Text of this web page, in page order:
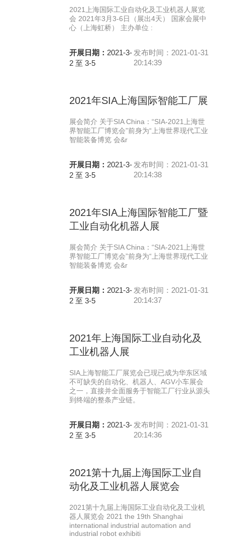
2021上海国际工业自动化及工业机器人展览
会 2021年3月3-6日（展出4天） 国家会展中
心（上海虹桥） 主办单位 :
开展日期： 2021-3-
2 至 3-5
发布时间：2021-01-31
20:14:39
2021年SIA上海国际智能工厂展
展会简介 关于SIA China：“SIA-2021上海世
界智能工厂博览会”前身为“上海世界现代工业
智能装备博览 会&r
开展日期： 2021-3-
2 至 3-5
发布时间：2021-01-31
20:14:38
2021年SIA上海国际智能工厂暨
工业自动化机器人展
展会简介 关于SIA China：“SIA-2021上海世
界智能工厂博览会”前身为“上海世界现代工业
智能装备博览 会&r
开展日期： 2021-3-
2 至 3-5
发布时间：2021-01-31
20:14:37
2021年上海国际工业自动化及
工业机器人展
SIA上海智能工厂展览会已现已成为华东区域
不可缺失的自动化、机器人、AGV小车展会
之一，直接并全面服务于智能工厂行业从源头
到终端的整条产业链。
开展日期： 2021-3-
2 至 3-5
发布时间：2021-01-31
20:14:36
2021第十九届上海国际工业自
动化及工业机器人展览会
2021第十九届上海国际工业自动化及工业机
器人展览会 2021 the 19th Shanghai
international industrial automation and
industrial robot exhibiti